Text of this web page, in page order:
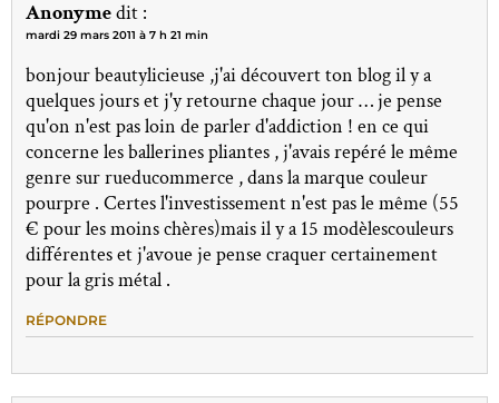
Anonymedit :
mardi 29 mars 2011 à 7 h 21 min
bonjour beautylicieuse ,j'ai découvert ton blog il y a
quelques jours et j'y retourne chaque jour … je pense
qu'on n'est pas loin de parler d'addiction ! en ce qui
concerne les ballerines pliantes , j'avais repéré le même
genre sur rueducommerce , dans la marque couleur
pourpre . Certes l'investissement n'est pas le même (55
€ pour les moins chères)mais il y a 15 modèlescouleurs
différentes et j'avoue je pense craquer certainement
pour la gris métal .
RÉPONDRE